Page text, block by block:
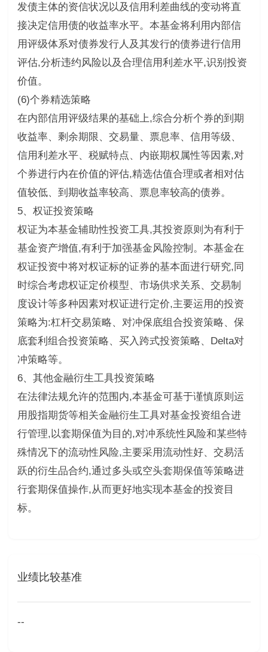
发债主体的资信状况以及信用利差曲线的变动将直
接决定信用债的收益率水平。本基金将利用内部信
用评级体系对债券发行人及其发行的债券进行信用
评估,分析违约风险以及合理信用利差水平,识别投资
价值。
(6)个券精选策略
在内部信用评级结果的基础上,综合分析个券的到期
收益率、剩余期限、交易量、票息率、信用等级、
信用利差水平、税赋特点、内嵌期权属性等因素,对
个券进行内在价值的评估,精选估值合理或者相对估
值较低、到期收益率较高、票息率较高的债券。
5、权证投资策略
权证为本基金辅助性投资工具,其投资原则为有利于
基金资产增值,有利于加强基金风险控制。本基金在
权证投资中将对权证标的证券的基本面进行研究,同
时综合考虑权证定价模型、市场供求关系、交易制
度设计等多种因素对权证进行定价,主要运用的投资
策略为:杠杆交易策略、对冲保底组合投资策略、保
底套利组合投资策略、买入跨式投资策略、Delta对
冲策略等。
6、其他金融衍生工具投资策略
在法律法规允许的范围内,本基金可基于谨慎原则运
用股指期货等相关金融衍生工具对基金投资组合进
行管理,以套期保值为目的,对冲系统性风险和某些特
殊情况下的流动性风险,主要采用流动性好、交易活
跃的衍生品合约,通过多头或空头套期保值等策略进
行套期保值操作,从而更好地实现本基金的投资目
标。
业绩比较基准
--